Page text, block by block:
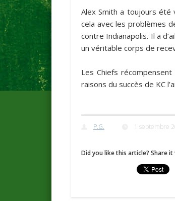
Alex Smith a toujours été
cela avec les problèmes
contre Indianapolis. Il a
un véritable corps de
Les Chiefs
raisons du succès de KC
P.G. 1 septembre
Did you like this article? Share